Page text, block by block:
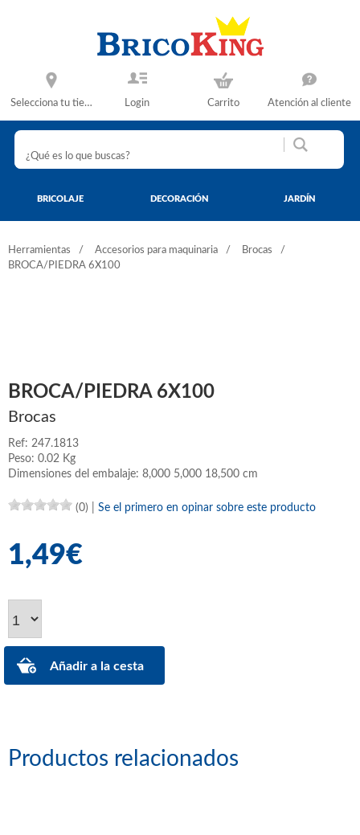
Selecciona tu tienda Login Carrito Atención al cliente
BRICOLAJE DECORACIÓN JARDÍN
Herramientas Accesorios para maquinaria
Brocas
BROCA/PIEDRA 6X100
BROCA/PIEDRA 6X100
Brocas
Ref: 247.1813
Peso: 0.02 Kg
Dimensiones del embalaje: 8,000 5,000 18,500 cm
(0) Se el primero en opinar sobre este producto
1,49€
Productos relacionados